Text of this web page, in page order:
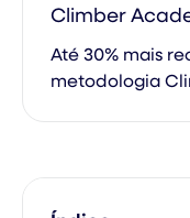
Climber
Até 30% mais
metodologia